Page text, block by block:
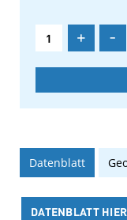
+ -
Datenblatt
DATENBLATT